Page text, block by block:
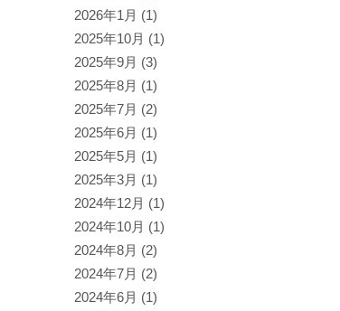
2026年1月 (1)
2025年10月 (1)
2025年9月 (3)
2025年8月 (1)
2025年7月 (2)
2025年6月 (1)
2025年5月 (1)
2025年3月 (1)
2024年12月 (1)
2024年10月 (1)
2024年8月 (2)
2024年7月 (2)
2024年6月 (1)